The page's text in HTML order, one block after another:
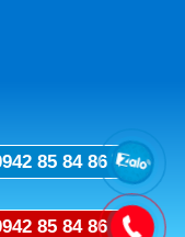
85 84 86
85 84 86